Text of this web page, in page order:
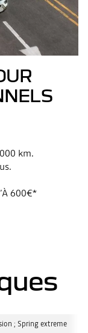
km.
600€*
; Spring extreme